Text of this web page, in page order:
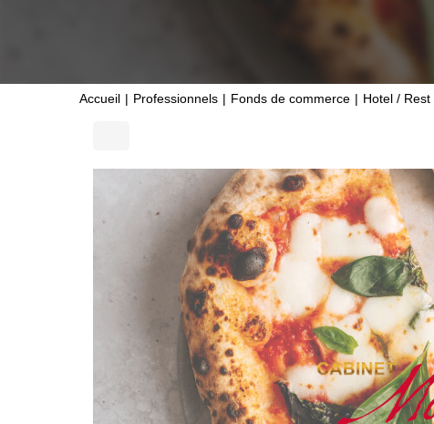
Accueil Professionnels Fonds de commerce Hotel / Rest